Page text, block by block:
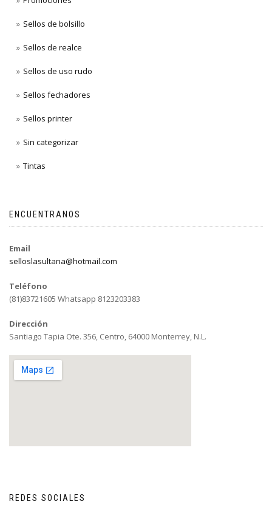
Sellos de bolsillo
Sellos de realce
Sellos de uso rudo
Sellos fechadores
Sellos printer
Sin categorizar
Tintas
ENCUENTRANOS
Email
selloslasultana@hotmail.com
Teléfono
(81)83721605 Whatsapp 8123203383
Dirección
Santiago Tapia Ote. 356, Centro, 64000 Monterrey, N.L.
REDES SOCIALES